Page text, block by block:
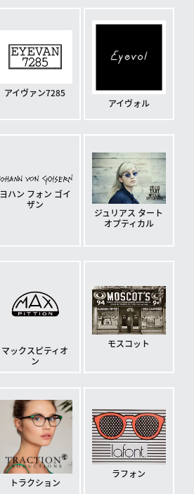
アイヴァン7285
アイヴォル
ヨハン フォン ゴイ
ザン
ジュリアス タート
オプティカル
マックスピティオ
ン
モスコット
トラクション
ラフォン